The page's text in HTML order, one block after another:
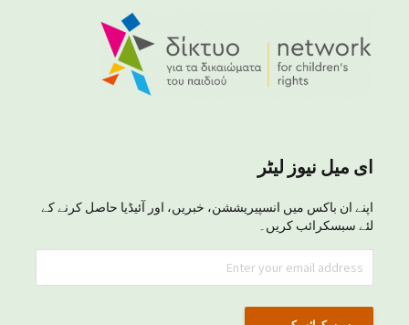
ای میل نیوز لیٹر
اپنے ان باکس میں انسپیریششن، خبریں، اور آئیڈیا حاصل کرنے کے
لئے سبسکرائب کریں۔